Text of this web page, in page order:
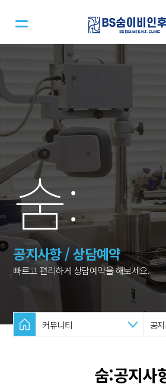
숨:
공지사항 / 상담예약
빠르고 편리하게 상담예약을 해보세요.
커뮤니티 공
숨:공지사